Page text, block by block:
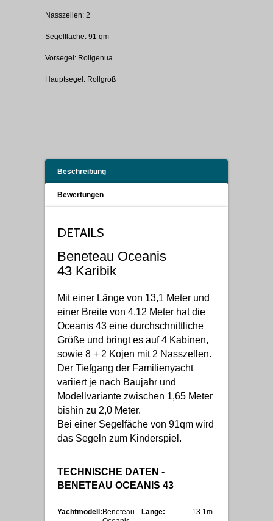
Nasszellen: 2
Segelfläche: 91 qm
Vorsegel: Rollgenua
Hauptsegel: Rollgroß
Beschreibung
Bewertungen
DETAILS
Beneteau Oceanis
43 Karibik
Mit einer Länge von 13,1 Meter und
einer Breite von 4,12 Meter hat die
Oceanis 43 eine durchschnittliche
Größe und bringt es auf 4 Kabinen,
sowie 8 + 2 Kojen mit 2 Nasszellen.
Der Tiefgang der Familienyacht
variiert je nach Baujahr und
Modellvariante zwischen 1,65 Meter
bishin zu 2,0 Meter.
Bei einer Segelfäche von 91qm wird
das Segeln zum Kinderspiel.
TECHNISCHE DATEN -
BENETEAU OCEANIS 43
Yachtmodell: Beneteau
Länge: 13.1m